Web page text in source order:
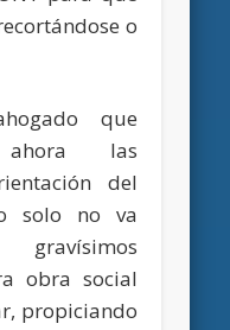
o
que
las
del
solo no va
obra social
propiciando